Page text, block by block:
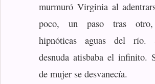
murmuró Virginia al
poco, un paso tras
hipnóticas aguas del río.
desnuda atisbaba el infinito.
de mujer se desvanecía.